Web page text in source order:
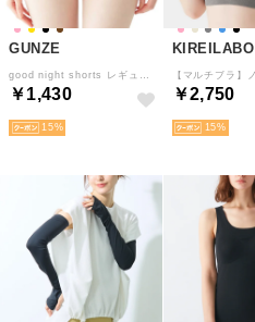
GUNZE
￥1,430
15
KIREILABO
￥2,750
15